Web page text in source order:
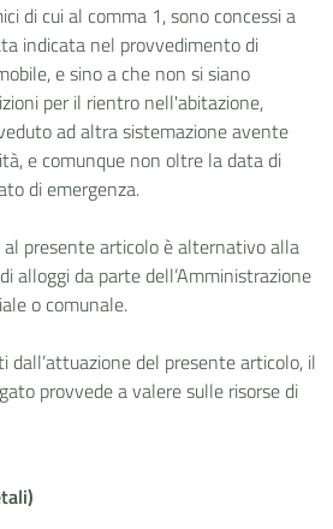
di cui al comma 1, sono concessi a
indicata nel provvedimento di
e sino a che non si siano
per il rientro nell'abitazione,
ad altra sistemazione avente
e comunque non oltre la data di
di emergenza.
presente articolo è alternativo alla
alloggi da parte dell’Amministrazione
o comunale.
dall’attuazione del presente articolo, il
provvede a valere sulle risorse di